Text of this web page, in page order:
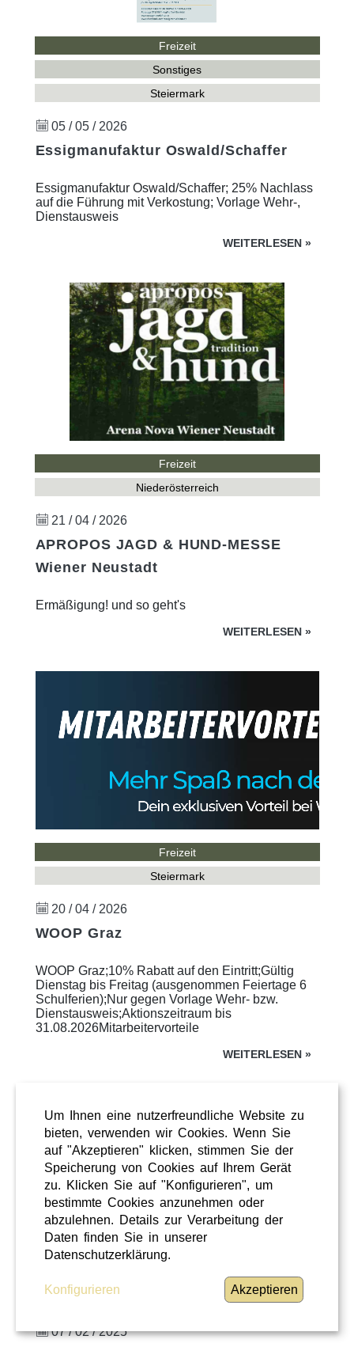
Freizeit
Sonstiges
Steiermark
05 / 05 / 2026
Essigmanufaktur Oswald/Schaffer
Essigmanufaktur Oswald/Schaffer; 25% Nachlass
auf die Führung mit Verkostung; Vorlage Wehr-,
Dienstausweis
WEITERLESEN »
Freizeit
Niederösterreich
21 / 04 / 2026
APROPOS JAGD & HUND-MESSE
Wiener Neustadt
Ermäßigung! und so geht's
WEITERLESEN »
Freizeit
Steiermark
20 / 04 / 2026
WOOP Graz
WOOP Graz;10% Rabatt auf den Eintritt;Gültig
Dienstag bis Freitag (ausgenommen Feiertage 6
Schulferien);Nur gegen Vorlage Wehr- bzw.
Dienstausweis;Aktionszeitraum bis
31.08.2026Mitarbeitervorteile
WEITERLESEN »
07 / 02 / 2025
Um Ihnen eine nutzerfreundliche Website zu
bieten, verwenden wir Cookies. Wenn Sie
auf "Akzeptieren" klicken, stimmen Sie der
Speicherung von Cookies auf Ihrem Gerät
zu. Klicken Sie auf "Konfigurieren", um
bestimmte Cookies anzunehmen oder
abzulehnen. Details zur Verarbeitung der
Daten finden Sie in unserer
Datenschutzerklärung.
Konfigurieren Akzeptieren